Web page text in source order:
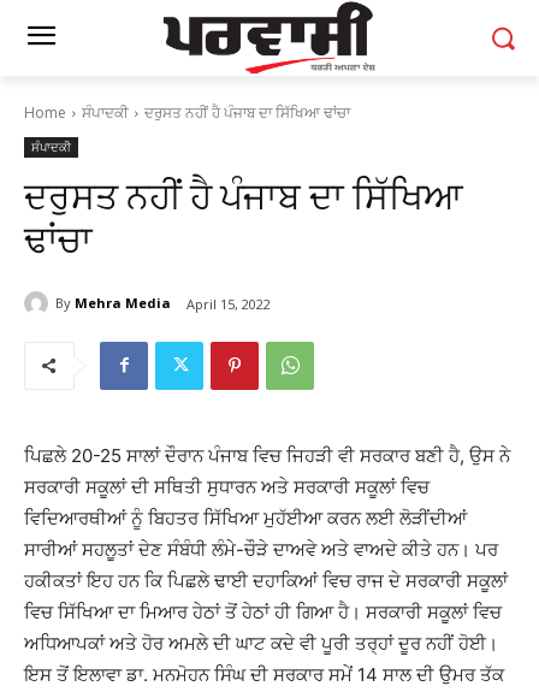
Home ਸੰਪਾਦਕੀ ਦਰੁਸਤ ਨਹੀਂ ਹੈ ਪੰਜਾਬ ਦਾ ਸਿੱਖਿਆ ਢਾਂਚਾ
ਸੰਪਾਦਕੀ
ਦਰੁਸਤ ਨਹੀਂ ਹੈ ਪੰਜਾਬ ਦਾ ਸਿੱਖਿਆ
ਢਾਂਚਾ
By Mehra Media April 15, 2022
ਪਿਛਲੇ 20-25 ਸਾਲਾਂ ਦੌਰਾਨ ਪੰਜਾਬ ਵਿਚ ਜਿਹੜੀ ਵੀ ਸਰਕਾਰ ਬਣੀ ਹੈ, ਉਸ ਨੇ
ਸਰਕਾਰੀ ਸਕੂਲਾਂ ਦੀ ਸਥਿਤੀ ਸੁਧਾਰਨ ਅਤੇ ਸਰਕਾਰੀ ਸਕੂਲਾਂ ਵਿਚ
ਵਿਦਿਆਰਥੀਆਂ ਨੂੰ ਬਿਹਤਰ ਸਿੱਖਿਆ ਮੁਹੱਈਆ ਕਰਨ ਲਈ ਲੋੜੀਂਦੀਆਂ
ਸਾਰੀਆਂ ਸਹਲੂਤਾਂ ਦੇਣ ਸੰਬੰਧੀ ਲੰਮੇ-ਚੌੜੇ ਦਾਅਵੇ ਅਤੇ ਵਾਅਦੇ ਕੀਤੇ ਹਨ। ਪਰ
ਹਕੀਕਤਾਂ ਇਹ ਹਨ ਕਿ ਪਿਛਲੇ ਢਾਈ ਦਹਾਕਿਆਂ ਵਿਚ ਰਾਜ ਦੇ ਸਰਕਾਰੀ ਸਕੂਲਾਂ
ਵਿਚ ਸਿੱਖਿਆ ਦਾ ਮਿਆਰ ਹੇਠਾਂ ਤੋਂ ਹੇਠਾਂ ਹੀ ਗਿਆ ਹੈ। ਸਰਕਾਰੀ ਸਕੂਲਾਂ ਵਿਚ
ਅਧਿਆਪਕਾਂ ਅਤੇ ਹੋਰ ਅਮਲੇ ਦੀ ਘਾਟ ਕਦੇ ਵੀ ਪੂਰੀ ਤਰ੍ਹਾਂ ਦੂਰ ਨਹੀਂ ਹੋਈ।
ਇਸ ਤੋਂ ਇਲਾਵਾ ਡਾ. ਮਨਮੋਹਨ ਸਿੰਘ ਦੀ ਸਰਕਾਰ ਸਮੇਂ 14 ਸਾਲ ਦੀ ਉਮਰ ਤੱਕ